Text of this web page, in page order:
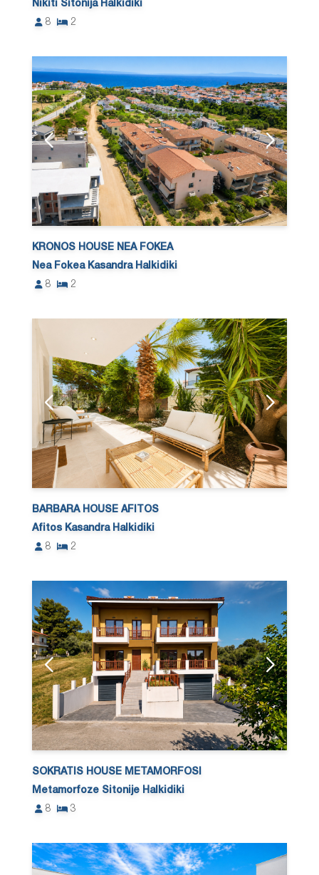
Nikiti Sitonija Halkidiki
8
2
KRONOS HOUSE NEA FOKEA
Nea Fokea Kasandra Halkidiki
8
2
BARBARA HOUSE AFITOS
Afitos Kasandra Halkidiki
8
2
SOKRATIS HOUSE METAMORFOSI
Metamorfoze Sitonije Halkidiki
8
3